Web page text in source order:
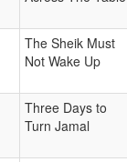
The Sheik Must
Not Wake Up
Three Days to
Turn Jamal